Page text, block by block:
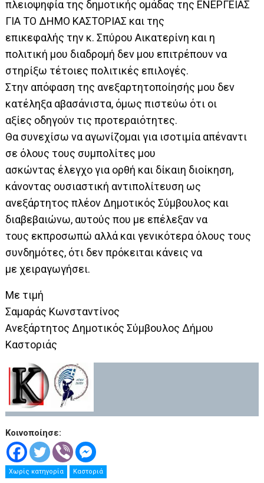
πλειοψηφία της δημοτικής ομάδας της ΕΝΕΡΓΕΙΑΣ
ΓΙΑ ΤΟ ΔΗΜΟ ΚΑΣΤΟΡΙΑΣ και της
επικεφαλής την κ. Σπύρου Αικατερίνη και η
πολιτική μου διαδρομή δεν μου επιτρέπουν να
στηρίξω τέτοιες πολιτικές επιλογές.
Στην απόφαση της ανεξαρτητοποίησής μου δεν
κατέληξα αβασάνιστα, όμως πιστεύω ότι οι
αξίες οδηγούν τις προτεραιότητες.
Θα συνεχίσω να αγωνίζομαι για ισοτιμία απέναντι
σε όλους τους συμπολίτες μου
ασκώντας έλεγχο για ορθή και δίκαιη διοίκηση,
κάνοντας ουσιαστική αντιπολίτευση ως
ανεξάρτητος πλέον Δημοτικός Σύμβουλος και
διαβεβαιώνω, αυτούς που με επέλεξαν να
τους εκπροσωπώ αλλά και γενικότερα όλους τους
συνδημότες, ότι δεν πρόκειται κάνεις να
με χειραγωγήσει.
Με τιμή
Σαμαράς Κωνσταντίνος
Ανεξάρτητος Δημοτικός Σύμβουλος Δήμου
Καστοριάς
Κοινοποίησε:
Χωρίς κατηγορία Καστοριά